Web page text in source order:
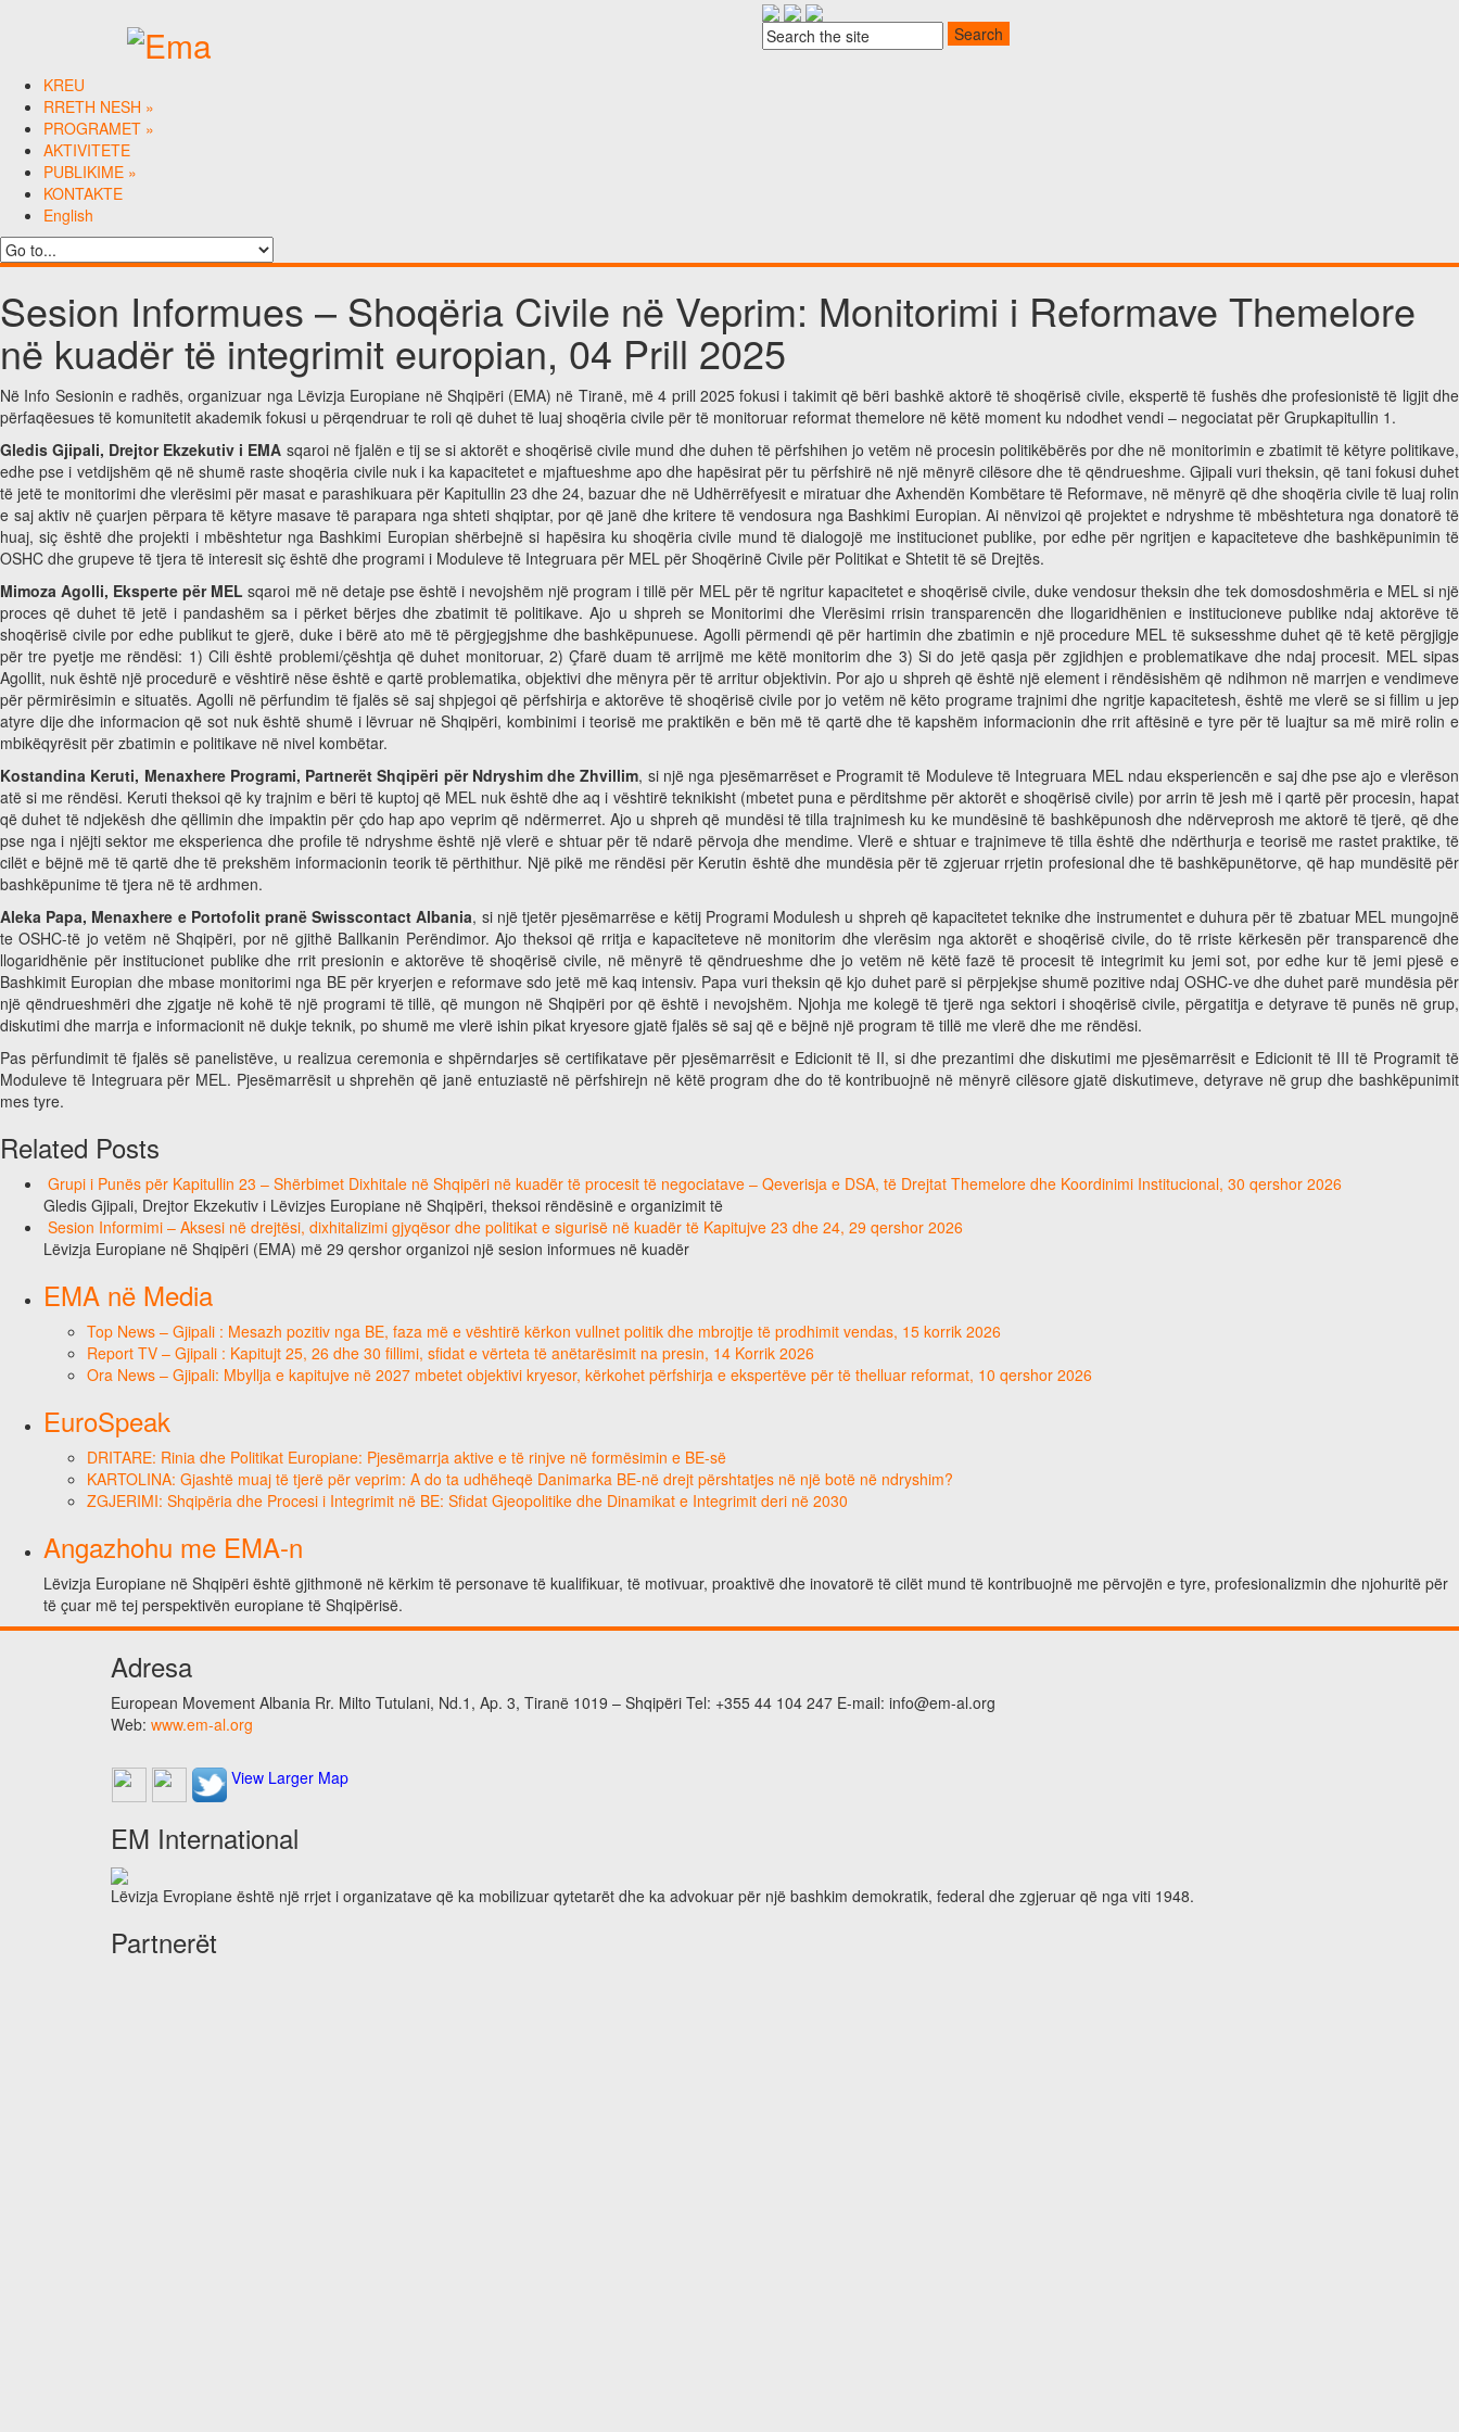
KREU
RRETH NESH »
PROGRAMET »
AKTIVITETE
PUBLIKIME »
KONTAKTE
English
Sesion Informues – Shoqëria Civile në Veprim: Monitorimi i Reformave Themelore
në kuadër të integrimit europian, 04 Prill 2025
Në Info Sesionin e radhës, organizuar nga Lëvizja Europiane në Shqipëri (EMA) në Tiranë, më 4 prill 2025 fokusi i takimit që bëri bashkë aktorë të shoqërisë civile, ekspertë të fushës dhe profesionistë të ligjit dhe
përfaqëesues të komunitetit akademik fokusi u përqendruar te roli që duhet të luaj shoqëria civile për të monitoruar reformat themelore në këtë moment ku ndodhet vendi – negociatat për Grupkapitullin 1.
Gledis Gjipali, Drejtor Ekzekutiv i EMA sqaroi në fjalën e tij se si aktorët e shoqërisë civile mund dhe duhen të përfshihen jo vetëm në procesin politikëbërës por dhe në monitorimin e zbatimit të këtyre politikave,
edhe pse i vetdijshëm që në shumë raste shoqëria civile nuk i ka kapacitetet e mjaftueshme apo dhe hapësirat për tu përfshirë në një mënyrë cilësore dhe të qëndrueshme. Gjipali vuri theksin, që tani fokusi duhet
të jetë te monitorimi dhe vlerësimi për masat e parashikuara për Kapitullin 23 dhe 24, bazuar dhe në Udhërrëfyesit e miratuar dhe Axhendën Kombëtare të Reformave, në mënyrë që dhe shoqëria civile të luaj rolin
e saj aktiv në çuarjen përpara të këtyre masave të parapara nga shteti shqiptar, por që janë dhe kritere të vendosura nga Bashkimi Europian. Ai nënvizoi që projektet e ndryshme të mbështetura nga donatorë të
huaj, siç është dhe projekti i mbështetur nga Bashkimi Europian shërbejnë si hapësira ku shoqëria civile mund të dialogojë me institucionet publike, por edhe për ngritjen e kapaciteteve dhe bashkëpunimin të
OSHC dhe grupeve të tjera të interesit siç është dhe programi i Moduleve të Integruara për MEL për Shoqërinë Civile për Politikat e Shtetit të së Drejtës.
Mimoza Agolli, Eksperte për MEL sqaroi më në detaje pse është i nevojshëm një program i tillë për MEL për të ngritur kapacitetet e shoqërisë civile, duke vendosur theksin dhe tek domosdoshmëria e MEL si një
proces që duhet të jetë i pandashëm sa i përket bërjes dhe zbatimit të politikave. Ajo u shpreh se Monitorimi dhe Vlerësimi rrisin transparencën dhe llogaridhënien e institucioneve publike ndaj aktorëve të
shoqërisë civile por edhe publikut te gjerë, duke i bërë ato më të përgjegjshme dhe bashkëpunuese. Agolli përmendi që për hartimin dhe zbatimin e një procedure MEL të suksesshme duhet që të ketë përgjigje
për tre pyetje me rëndësi: 1) Cili është problemi/çështja që duhet monitoruar, 2) Çfarë duam të arrijmë me këtë monitorim dhe 3) Si do jetë qasja për zgjidhjen e problematikave dhe ndaj procesit. MEL sipas
Agollit, nuk është një procedurë e vështirë nëse është e qartë problematika, objektivi dhe mënyra për të arritur objektivin. Por ajo u shpreh që është një element i rëndësishëm që ndihmon në marrjen e vendimeve
për përmirësimin e situatës. Agolli në përfundim të fjalës së saj shpjegoi që përfshirja e aktorëve të shoqërisë civile por jo vetëm në këto programe trajnimi dhe ngritje kapacitetesh, është me vlerë se si fillim u jep
atyre dije dhe informacion që sot nuk është shumë i lëvruar në Shqipëri, kombinimi i teorisë me praktikën e bën më të qartë dhe të kapshëm informacionin dhe rrit aftësinë e tyre për të luajtur sa më mirë rolin e
mbikëqyrësit për zbatimin e politikave në nivel kombëtar.
Kostandina Keruti, Menaxhere Programi, Partnerët Shqipëri për Ndryshim dhe Zhvillim, si një nga pjesëmarrëset e Programit të Moduleve të Integruara MEL ndau eksperiencën e saj dhe pse ajo e vlerëson
atë si me rëndësi. Keruti theksoi që ky trajnim e bëri të kuptoj që MEL nuk është dhe aq i vështirë teknikisht (mbetet puna e përditshme për aktorët e shoqërisë civile) por arrin të jesh më i qartë për procesin, hapat
që duhet të ndjekësh dhe qëllimin dhe impaktin për çdo hap apo veprim që ndërmerret. Ajo u shpreh që mundësi të tilla trajnimesh ku ke mundësinë të bashkëpunosh dhe ndërveprosh me aktorë të tjerë, që dhe
pse nga i njëjti sektor me eksperienca dhe profile të ndryshme është një vlerë e shtuar për të ndarë përvoja dhe mendime. Vlerë e shtuar e trajnimeve të tilla është dhe ndërthurja e teorisë me rastet praktike, të
cilët e bëjnë më të qartë dhe të prekshëm informacionin teorik të përthithur. Një pikë me rëndësi për Kerutin është dhe mundësia për të zgjeruar rrjetin profesional dhe të bashkëpunëtorve, që hap mundësitë për
bashkëpunime të tjera në të ardhmen.
Aleka Papa, Menaxhere e Portofolit pranë Swisscontact Albania, si një tjetër pjesëmarrëse e këtij Programi Modulesh u shpreh që kapacitetet teknike dhe instrumentet e duhura për të zbatuar MEL mungojnë
te OSHC-të jo vetëm në Shqipëri, por në gjithë Ballkanin Perëndimor. Ajo theksoi që rritja e kapaciteteve në monitorim dhe vlerësim nga aktorët e shoqërisë civile, do të rriste kërkesën për transparencë dhe
llogaridhënie për institucionet publike dhe rrit presionin e aktorëve të shoqërisë civile, në mënyrë të qëndrueshme dhe jo vetëm në këtë fazë të procesit të integrimit ku jemi sot, por edhe kur të jemi pjesë e
Bashkimit Europian dhe mbase monitorimi nga BE për kryerjen e reformave sdo jetë më kaq intensiv. Papa vuri theksin që kjo duhet parë si përpjekjse shumë pozitive ndaj OSHC-ve dhe duhet parë mundësia për
një qëndrueshmëri dhe zjgatje në kohë të një programi të tillë, që mungon në Shqipëri por që është i nevojshëm. Njohja me kolegë të tjerë nga sektori i shoqërisë civile, përgatitja e detyrave të punës në grup,
diskutimi dhe marrja e informacionit në dukje teknik, po shumë me vlerë ishin pikat kryesore gjatë fjalës së saj që e bëjnë një program të tillë me vlerë dhe me rëndësi.
Pas përfundimit të fjalës së panelistëve, u realizua ceremonia e shpërndarjes së certifikatave për pjesëmarrësit e Edicionit të II, si dhe prezantimi dhe diskutimi me pjesëmarrësit e Edicionit të III të Programit të
Moduleve të Integruara për MEL. Pjesëmarrësit u shprehën që janë entuziastë në përfshirejn në këtë program dhe do të kontribuojnë në mënyrë cilësore gjatë diskutimeve, detyrave në grup dhe bashkëpunimit
mes tyre.
Related Posts
Grupi i Punës për Kapitullin 23 – Shërbimet Dixhitale në Shqipëri në kuadër të procesit të negociatave – Qeverisja e DSA, të Drejtat Themelore dhe Koordinimi Institucional, 30 qershor 2026
Gledis Gjipali, Drejtor Ekzekutiv i Lëvizjes Europiane në Shqipëri, theksoi rëndësinë e organizimit të
Sesion Informimi – Aksesi në drejtësi, dixhitalizimi gjyqësor dhe politikat e sigurisë në kuadër të Kapitujve 23 dhe 24, 29 qershor 2026
Lëvizja Europiane në Shqipëri (EMA) më 29 qershor organizoi një sesion informues në kuadër
EMA në Media
Top News – Gjipali : Mesazh pozitiv nga BE, faza më e vështirë kërkon vullnet politik dhe mbrojtje të prodhimit vendas, 15 korrik 2026
Report TV – Gjipali : Kapitujt 25, 26 dhe 30 fillimi, sfidat e vërteta të anëtarësimit na presin, 14 Korrik 2026
Ora News – Gjipali: Mbyllja e kapitujve në 2027 mbetet objektivi kryesor, kërkohet përfshirja e ekspertëve për të thelluar reformat, 10 qershor 2026
EuroSpeak
DRITARE: Rinia dhe Politikat Europiane: Pjesëmarrja aktive e të rinjve në formësimin e BE-së
KARTOLINA: Gjashtë muaj të tjerë për veprim: A do ta udhëheqë Danimarka BE-në drejt përshtatjes në një botë në ndryshim?
ZGJERIMI: Shqipëria dhe Procesi i Integrimit në BE: Sfidat Gjeopolitike dhe Dinamikat e Integrimit deri në 2030
Angazhohu me EMA-n
Lëvizja Europiane në Shqipëri është gjithmonë në kërkim të personave të kualifikuar, të motivuar, proaktivë dhe inovatorë të cilët mund të kontribuojnë me përvojën e tyre, profesionalizmin dhe njohuritë për
të çuar më tej perspektivën europiane të Shqipërisë.
Adresa
European Movement Albania Rr. Milto Tutulani, Nd.1, Ap. 3, Tiranë 1019 – Shqipëri Tel: +355 44 104 247 E-mail: info@em-al.org
Web: www.em-al.org
View Larger Map
EM International
Lëvizja Evropiane është një rrjet i organizatave që ka mobilizuar qytetarët dhe ka advokuar për një bashkim demokratik, federal dhe zgjeruar që nga viti 1948.
Partnerët